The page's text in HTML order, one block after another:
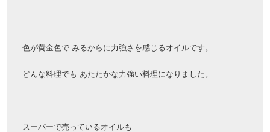
色が黄金色で みるからに力強さを感じるオイルです。
どんな料理でも あたたかな力強い料理になりました。
スーパーで売っているオイルも